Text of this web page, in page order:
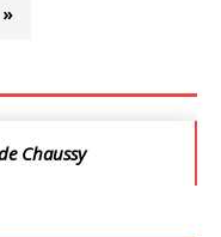
»
Chaussy